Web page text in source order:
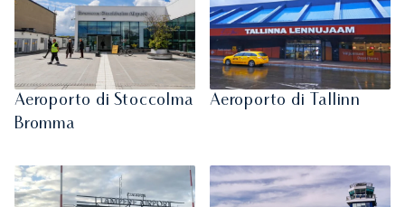
Aeroporto di Stoccolma
Bromma
Aeroporto di Tallinn